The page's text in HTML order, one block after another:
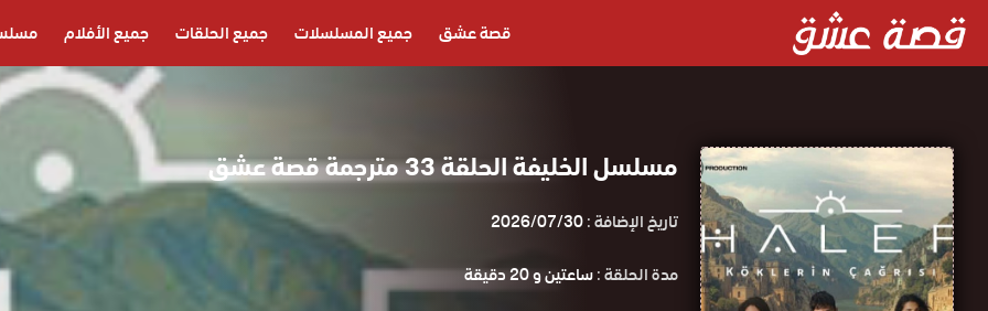
قصة عشق جميع المسلسلات جميع الحلقات جميع الأفلام
مسلسل الخليفة الحلقة 33 مترجمة قصة عشق
تاريخ الإضافة :2026/07/30
مدة الحلقة :ساعتين و 20 دقيقة